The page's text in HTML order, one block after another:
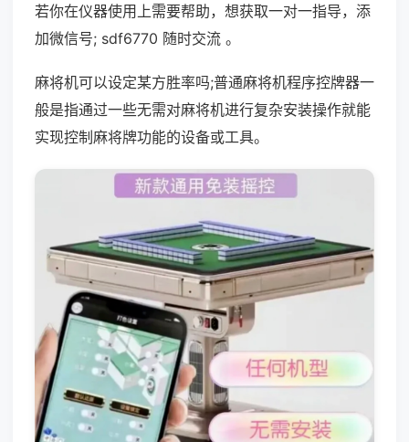
若你在仪器使用上需要帮助，想获取一对一指导，添
加微信号; sdf6770 随时交流 。
麻将机可以设定某方胜率吗;普通麻将机程序控牌器一
般是指通过一些无需对麻将机进行复杂安装操作就能
实现控制麻将牌功能的设备或工具。